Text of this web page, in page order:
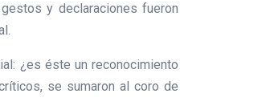
y declaraciones fueron
¿es éste un reconocimiento
se sumaron al coro de